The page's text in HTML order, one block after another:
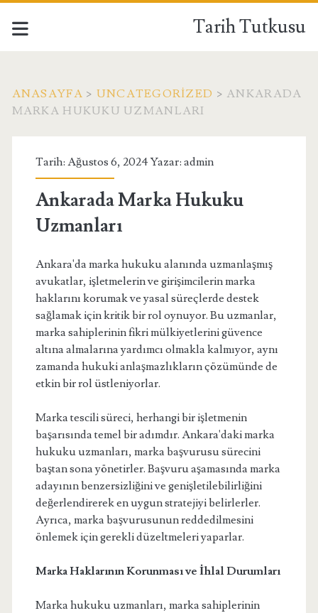
Tarih Tutkusu
ANASAYFA > UNCATEGORIZED > ANKARADA
MARKA HUKUKU UZMANLARI
Tarih: Ağustos 6, 2024 Yazar: admin
Ankarada Marka Hukuku
Uzmanları
Ankara'da marka hukuku alanında uzmanlaşmış
avukatlar, işletmelerin ve girişimcilerin marka
haklarını korumak ve yasal süreçlerde destek
sağlamak için kritik bir rol oynuyor. Bu uzmanlar,
marka sahiplerinin fikri mülkiyetlerini güvence
altına almalarına yardımcı olmakla kalmıyor, aynı
zamanda hukuki anlaşmazlıkların çözümünde de
etkin bir rol üstleniyorlar.
Marka tescili süreci, herhangi bir işletmenin
başarısında temel bir adımdır. Ankara'daki marka
hukuku uzmanları, marka başvurusu sürecini
baştan sona yönetirler. Başvuru aşamasında marka
adayının benzersizliğini ve genişletilebilirliğini
değerlendirerek en uygun stratejiyi belirlerler.
Ayrıca, marka başvurusunun reddedilmesini
önlemek için gerekli düzeltmeleri yaparlar.
Marka Haklarının Korunması ve İhlal Durumları
Marka hukuku uzmanları, marka sahiplerinin